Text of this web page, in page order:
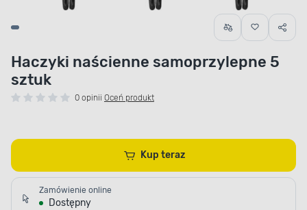
Haczyki naścienne samoprzylepne 5
sztuk
0 opinii Oceń produkt
Kup teraz
Zamówienie online
Dostępny